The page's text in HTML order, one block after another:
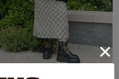
SHIBUYA109